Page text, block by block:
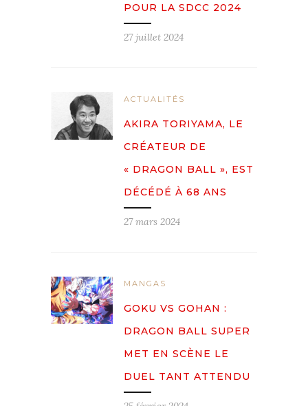
POUR LA SDCC 2024
27 juillet 2024
ACTUALITÉS
AKIRA TORIYAMA, LE
CRÉATEUR DE
« DRAGON BALL », EST
DÉCÉDÉ À 68 ANS
27 mars 2024
MANGAS
GOKU VS GOHAN :
DRAGON BALL SUPER
MET EN SCÈNE LE
DUEL TANT ATTENDU